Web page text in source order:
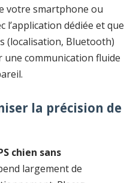
votre smartphone ou
l’application dédiée et que
(localisation, Bluetooth)
communication fluide
la précision de
chien sans
largement de